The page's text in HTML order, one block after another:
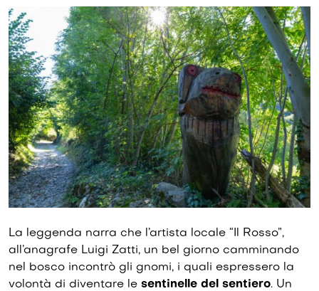
La leggenda narra che l’artista locale “Il Rosso”,
all’anagrafe Luigi Zatti, un bel giorno camminando
nel bosco incontrò gli gnomi, i quali espressero la
volontà di diventare le sentinelle del sentiero. Un